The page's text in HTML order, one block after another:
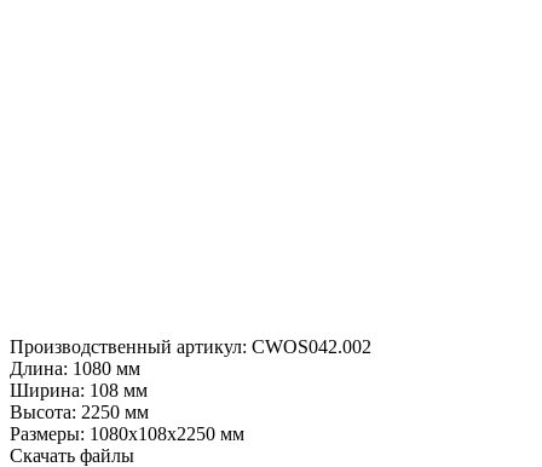
Производственный артикул: CWOS042.002
Длина: 1080 мм
Ширина: 108 мм
Высота: 2250 мм
Размеры: 1080х108х2250 мм
Скачать файлы